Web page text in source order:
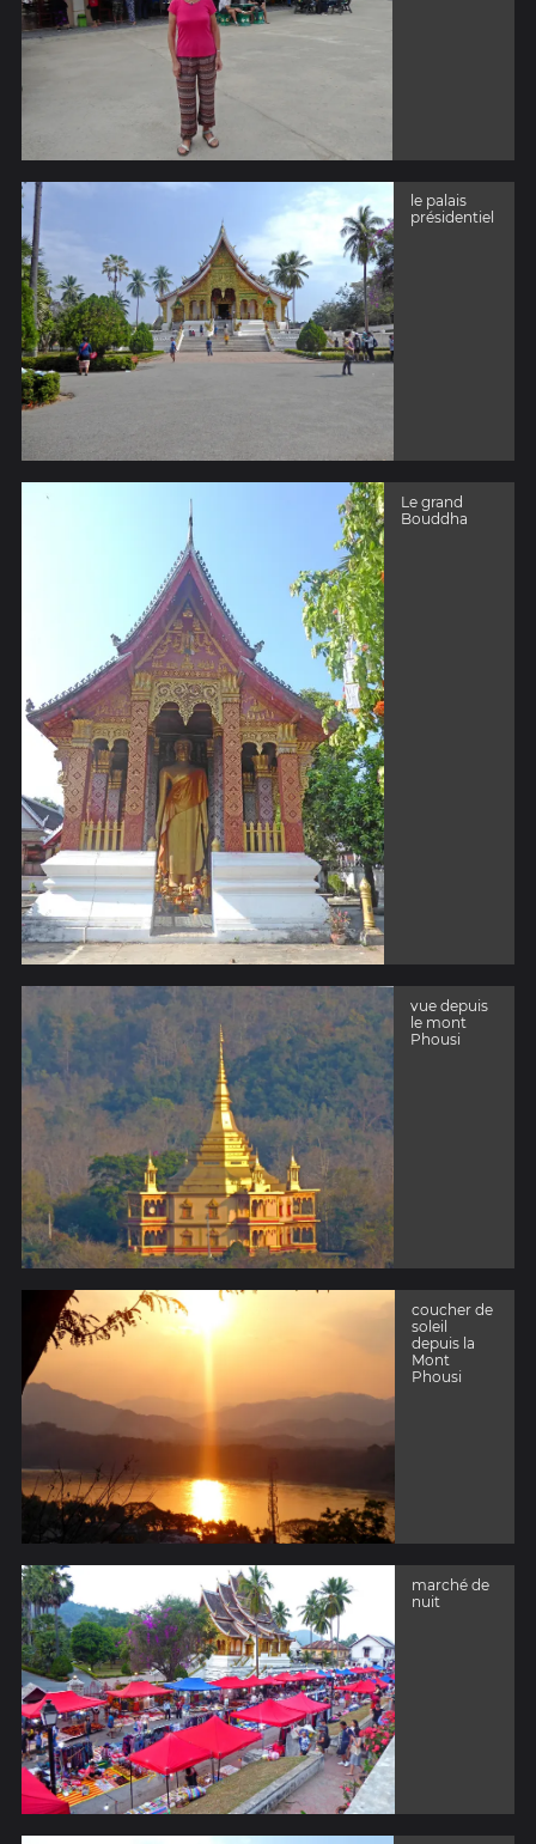
le palais
présidentiel
Le grand
Bouddha
vue depuis
le mont
Phousi
coucher de
soleil
depuis la
Mont
Phousi
marché de
nuit